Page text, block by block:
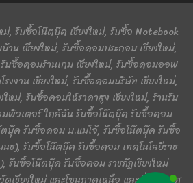
, รับซื้อโน๊ตบุ๊ค เชียงใหม่, รับซื้อ Notebook
าน เชียงใหม่, รับซื้อคอมประกอบ เชียงใหม่,
บซื้อคอมร้านเกม เชียงใหม่, รับซื้อคอมออฟ
งงาน เชียงใหม่, รับซื้อคอมบริษัท เชียงใหม่,
หม่, รับซื้อคอมให้ราคาสูง เชียงใหม่, ร้านรับ
พิวเตอร์ ใกล้ฉัน รับซื้อโน๊ตบุ๊ค รับซื้อคอม
ตบุ๊ค รับซื้อคอม ม.แม่โจ้, รับซื้อโน๊ตบุ๊ค รับซื้อ
ช), รับซื้อโน๊ตบุ๊ค รับซื้อคอม เทคโนโลยีราช
รับซื้อโน๊ตบุ๊ค รับซื้อคอม ราชภัฏเชียงใหม่